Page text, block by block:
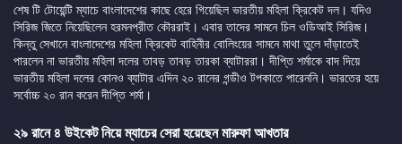
শেষ টি টোয়েন্টি ম্যাচে বাংলাদেশের কাছে হেরে গিয়েছিল ভারতীয় মহিলা ক্রিকেট দল। যদিও
সিরিজ জিতে নিয়েছিলেন হরমনপ্রীত কৌররাই। এবার তাদের সামনে চিল ওডিআই সিরিজ।
কিন্তু সেখানে বাংলাদেশের মহিলা ক্রিকেট বাহিনীর বোলিংয়ের সামনে মাথা তুলে দাঁড়াতেই
পারলেন না ভারতীয় মহিলা দলের তাবড় তাবড় তারকা ব্যাটাররা। দীপ্তি শর্মাকে বাদ দিয়ে
ভারতীয় মহিলা দলের কোনও ব্যাটার এদিন ২০ রানের গন্ডীও টপকাতে পারেননি। ভারতের হয়ে
সর্বোচ্চ ২০ রান করেন দীপ্তি শর্মা।
২৯ রানে ৪ উইকেট নিয়ে ম্যাচের সেরা হয়েছেন মারুফা আখতার